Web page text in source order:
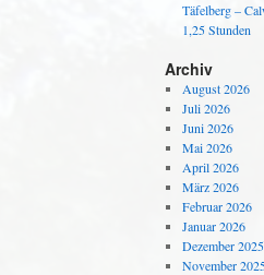
Täfelberg –
1,25 Stunden
Archiv
August 2026
Juli 2026
Juni 2026
Mai 2026
April 2026
März 2026
Februar 2026
Januar 2026
Dezember 2025
November